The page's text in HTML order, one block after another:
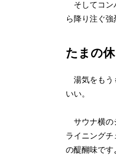
そしてコン
ら降り注ぐ強
たまの
湯気をもう
いい。
サウナ横の
ライニング
の醍醐味です